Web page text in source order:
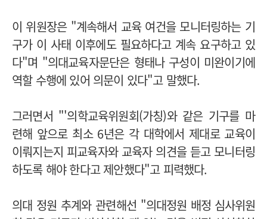
이 위원장은 "계속해서 교육 여건을 모니터링하는 기
구가 이 사태 이후에도 필요하다고 계속 요구하고 있
다"며 "의대교육자문단은 형태나 구성이 미완이기에
역할 수행에 있어 의문이 있다"고 말했다.
그러면서 "'의학교육위원회(가칭)와 같은 기구를 마
련해 앞으로 최소 6년은 각 대학에서 제대로 교육이
이뤄지는지 피교육자와 교육자 의견을 듣고 모니터링
하도록 해야 한다고 제안했다"고 피력했다.
의대 정원 추계와 관련해선 "의대정원 배정 심사위원